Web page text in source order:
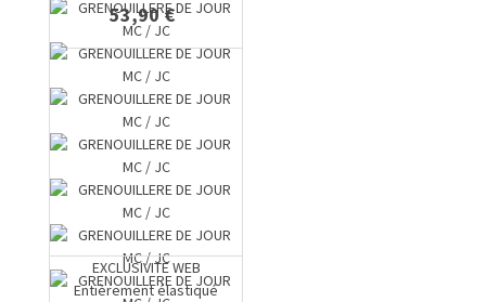
53,90 €
EXCLUSIVITE WEB
Entièrement élastiqué